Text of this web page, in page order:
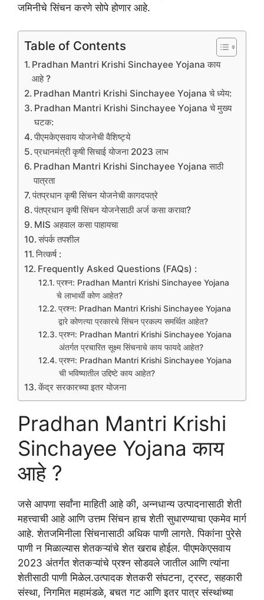
जमिनीचे सिंचन करणे सोपे होणार आहे.
Table of Contents
Pradhan Mantri Krishi Sinchayee Yojana काय
आहे ?
Pradhan Mantri Krishi Sinchayee Yojana चे ध्येय:
Pradhan Mantri Krishi Sinchayee Yojana चे मुख्य
घटक:
पीएमकेएसवाय योजनेची वैशिष्ट्ये
प्रधानमंत्री कृषी सिचाई योजना 2023 लाभ
Pradhan Mantri Krishi Sinchayee Yojana साठी
पात्रता
पंतप्रधान कृषी सिंचन योजनेची कागदपत्रे
पंतप्रधान कृषी सिंचन योजनेसाठी अर्ज कसा करावा?
MIS अहवाल कसा पाहायचा
संपर्क तपशील
नित्कर्ष :
Frequently Asked Questions (FAQs) :
प्रश्न: Pradhan Mantri Krishi Sinchayee Yojana
चे लाभार्थी कोण आहेत?
प्रश्न: Pradhan Mantri Krishi Sinchayee Yojana
द्वारे कोणत्या प्रकारचे सिंचन प्रकल्प समर्थित आहेत?
प्रश्न: Pradhan Mantri Krishi Sinchayee Yojana
अंतर्गत प्रचारित सूक्ष्म सिंचनाचे काय फायदे आहेत?
प्रश्न: Pradhan Mantri Krishi Sinchayee Yojana
ची भविष्यातील उद्दिष्टे काय आहेत?
केंद्र सरकारच्या इतर योजना
Pradhan Mantri Krishi
Sinchayee Yojana काय
आहे ?
जसे आपणा सर्वांना माहिती आहे की, अन्नधान्य उत्पादनासाठी शेती
महत्त्वाची आहे आणि उत्तम सिंचन हाच शेती सुधारण्याचा एकमेव मार्ग
आहे. शेतजमिनीला सिंचनासाठी अधिक पाणी लागते. पिकांना पुरेसे
पाणी न मिळाल्यास शेतकऱ्यांचे शेत खराब होईल. पीएमकेएसवाय
2023 अंतर्गत शेतकऱ्यांचे प्रश्न सोडवले जातील आणि त्यांना
शेतीसाठी पाणी मिळेल.उत्पादक शेतकरी संघटना, ट्रस्ट, सहकारी
संस्था, निगमित महामंडळे, बचत गट आणि इतर पात्र संस्थांच्या